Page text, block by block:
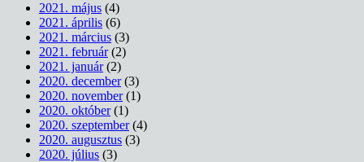
2021. május (4)
2021. április (6)
2021. március (3)
2021. február(2)
2021. január(2)
2020. december(3)
2020. november(1)
2020. október(1)
2020. szeptember(4)
2020. augusztus (3)
2020. július (3)